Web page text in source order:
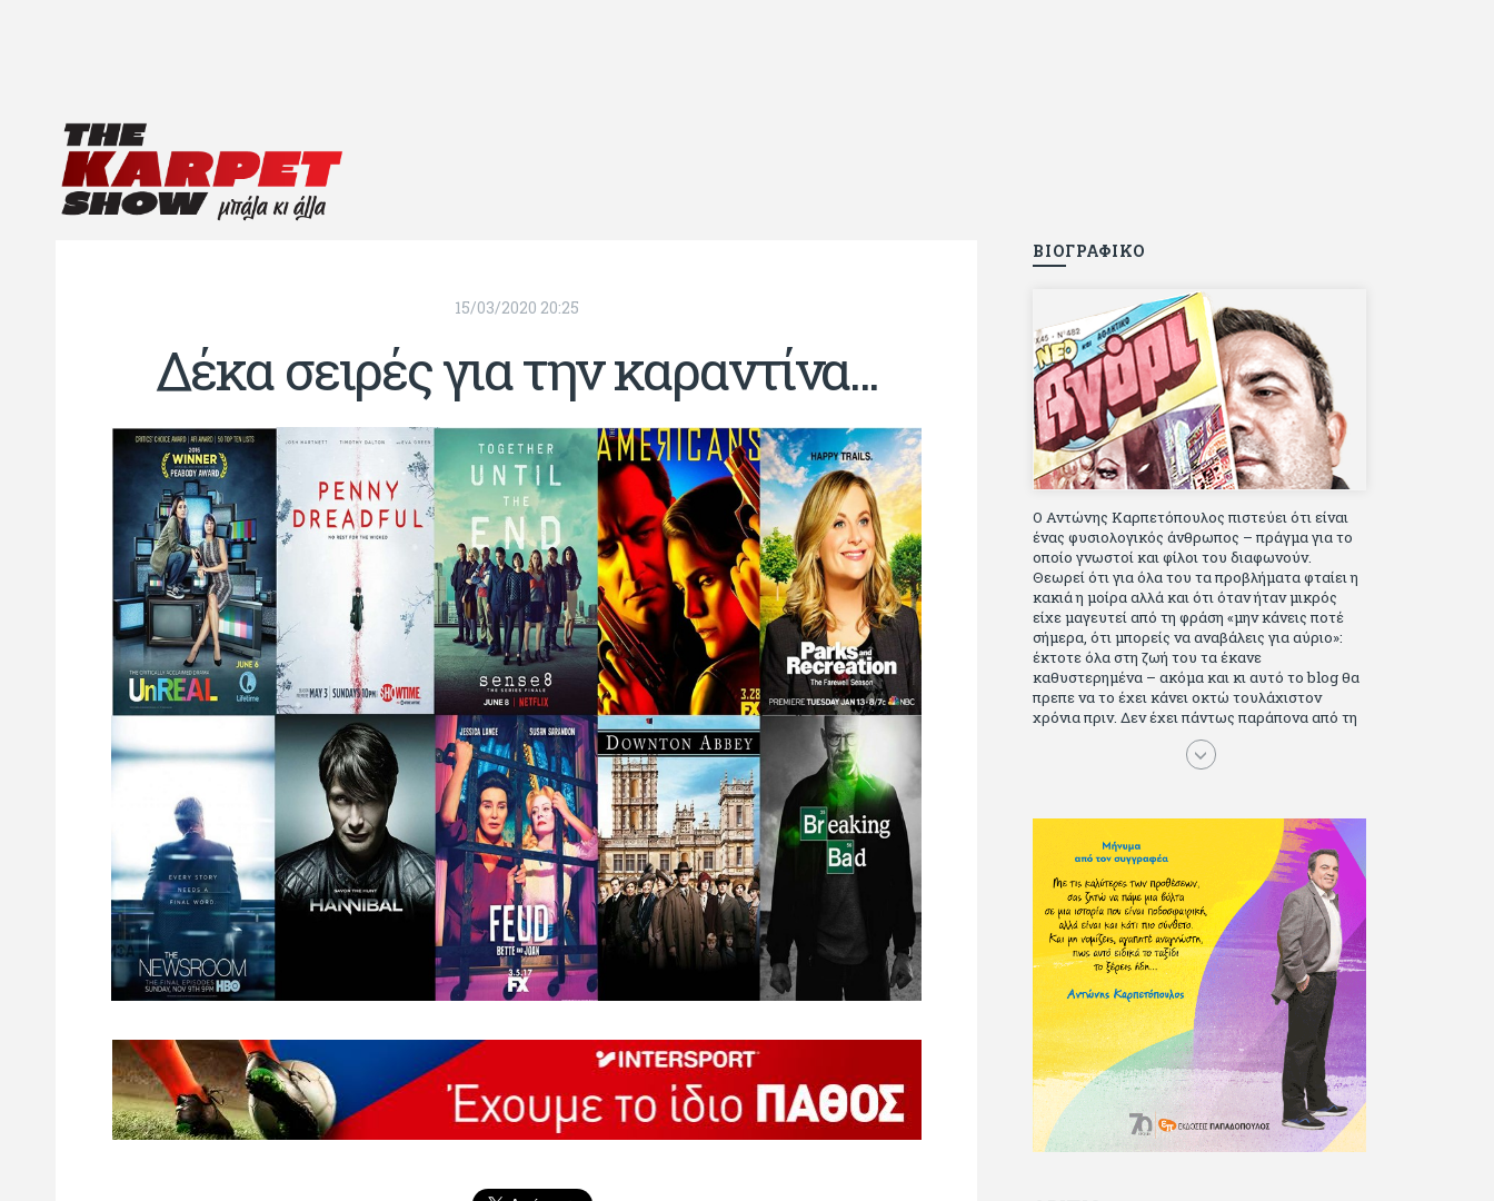
15/03/2020 20:25
Δέκα σειρές για την καραντίνα...
ΒΙΟΓΡΑΦΙΚΟ
Ο Αντώνης Καρπετόπουλος πιστεύει ότι είναι
ένας φυσιολογικός άνθρωπος – πράγμα για το
οποίο γνωστοί και φίλοι του διαφωνούν.
Θεωρεί ότι για όλα του τα προβλήματα φταίει η
κακιά η μοίρα αλλά και ότι όταν ήταν μικρός
είχε μαγευτεί από τη φράση «μην κάνεις ποτέ
σήμερα, ότι μπορείς να αναβάλεις για αύριο»:
έκτοτε όλα στη ζωή του τα έκανε
καθυστερημένα – ακόμα και κι αυτό το blog θα
πρεπε να το έχει κάνει οκτώ τουλάχιστον
χρόνια πριν. Δεν έχει πάντως παράπονα από τη
ζωή του, ούτε και απωθημένα. Πέρασε ωραία
παιδικά χρόνια διαβάζοντας πολλά και σοβαρά
αρκετό Ιούλιο Βέρν πριν τον κερδίσουν τα
αστυνομικά), απέκτησε τους σωστούς φίλους
κυρίως γιατί του άρεσε να κάνει παρέα με
μεγαλύτερους. Μεγαλώνοντας σπούδασε, έζησε
πολύ στο εξωτερικό, είδε εκατοντάδες ταινίες
κι έγραφε και στο περιοδικό Σινεμά, είχε
κάποιες αισθηματικές περιπέτειες που
σκόρπισαν γέλιο στους φίλους του - αν όχι και
στον ίδιο. Πήγε στρατό κανονικά στα σύνορα
και διατήρησε μια καλή σχέση με την οικογένεια
του, την οποία αισθάνεται πως διάφορες φορές
έφερε σε δύσκολη θέση. Κείμενο με την
υπογραφή του πρωτοδημοσιεύτηκε στο
Φίλαθλο το 1992. Επέστρεψε οριστικά στην
Ελλάδα το 1998, δούλεψε για πολλούς (αφού
δυσκολεύεται να πει όχι), και κάποιοι, αν όχι και
όλοι, τον πλήρωσαν κι έμειναν και
ευχαριστημένοι από τη συνεργασία. Σήμερα